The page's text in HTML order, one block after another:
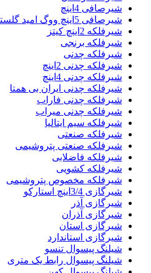
شیرصافی 4اینچ
شیرصافی 5اینچ ووگ امید گلستان
شیرفلکه 2اینچ کیتز
شیرفلکه برنجی
شیرفلکه چدنی
شیرفلکه چدنی 2اینچ
شیرفلکه چدنی 4اینچ
شیرفلکه چدنی ایران بی همتا
شیرفلکه چدنی فاراب
شیرفلکه چدنی میراب
شیرفلکه سیم ایتالیا
شیرفلکه صنعتی
شیرفلکه صنعتی پتروشیمی
شیرفلکه فاضلابی
شیرفلکه کشویی
شیرفلکه مخصوص پتروشیمی
شیرگازی 3/4اینچ استارکو
شیرگازی آذر
شیرگازی آذران
شیرگازی استان
شیرگازی استاندارد
شیلنگ پیسوال تنسو
شیلنگ پیسوال رابط یک متری